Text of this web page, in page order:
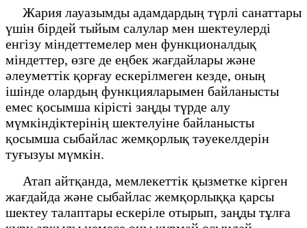
Жария лауазымды адамдардың түрлі санаттары
үшін бірдей тыйым салулар мен шектеулерді
енгізу міндеттемелер мен функционалдық
міндеттер, өзге де еңбек жағдайлары және
әлеуметтік қорғау ескерілмеген кезде, оның
ішінде олардың функцияларымен байланысты
емес қосымша кірісті заңды түрде алу
мүмкіндіктерінің шектелуіне байланысты
қосымша сыбайлас жемқорлық тәуекелдерін
туғызуы мүмкін.
Атап айтқанда, мемлекеттік қызметке кірген
жағдайда және сыбайлас жемқорлыққа қарсы
шектеу талаптары ескеріле отырып, заңды тұлға